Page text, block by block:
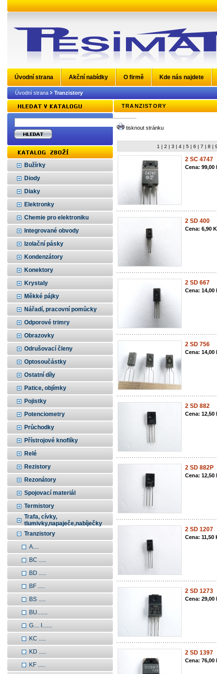
Úvodní strana Akční nabídky O firmě Kde nás najdete
Úvodní strana Tranzistory
Bužírky
Diody
Diaky
Elektronky
Chemie pro elektroniku
Integrované obvody
Izolační pásky
Kondenzátory
Konektory
Krystaly
Měkké pájky
Nářadí, pracovní pomůcky
Odporové trimry
Obrazovky
Odrušovací členy
Optosoučástky
Ostatní díly
Patice, objímky
Pojistky
Potenciometry
Průchodky
Přístrojové knoflíky
Relé
Rezistory
Rezonátory
Spojovací materiál
Termistory
Trafa, cívky,
tlumivky,napaječe,nabíječky
Tranzistory
A....
BC .....
BD .....
BF .....
BS .....
BU.......
G.... I.......
KC .....
KD .....
KF .....
TRANZISTORY
tisknout stránku
1 | 2 | 3 | 4 | 5 | 6 | 7 | 8 |
2 SC 4747
Cena: 99,00
2 SD 400
Cena: 6,90
2 SD 667
Cena: 14,00
2 SD 756
Cena: 14,00
2 SD 882
Cena: 12,50
2 SD 882P
Cena: 12,50
2 SD 1207
Cena: 11,50
2 SD 1273
Cena: 29,00
2 SD 1397
Cena: 76,00